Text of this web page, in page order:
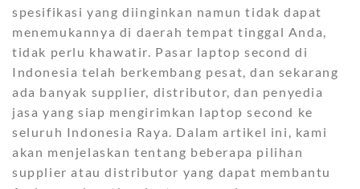
spesifikasi yang diinginkan namun tidak dapat
menemukannya di daerah tempat tinggal Anda,
tidak perlu khawatir. Pasar laptop second di
Indonesia telah berkembang pesat, dan sekarang
ada banyak supplier, distributor, dan penyedia
jasa yang siap mengirimkan laptop second ke
seluruh Indonesia Raya. Dalam artikel ini, kami
akan menjelaskan tentang beberapa pilihan
supplier atau distributor yang dapat membantu